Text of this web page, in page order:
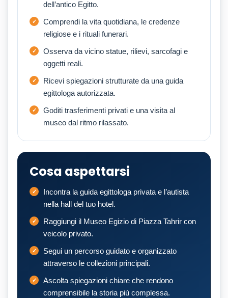
dell’antico Egitto.
Comprendi la vita quotidiana, le credenze
religiose e i rituali funerari.
Osserva da vicino statue, rilievi, sarcofagi e
oggetti reali.
Ricevi spiegazioni strutturate da una guida
egittologa autorizzata.
Goditi trasferimenti privati e una visita al
museo dal ritmo rilassato.
Cosa aspettarsi
Incontra la guida egittologa privata e l’autista
nella hall del tuo hotel.
Raggiungi il Museo Egizio di Piazza Tahrir con
veicolo privato.
Segui un percorso guidato e organizzato
attraverso le collezioni principali.
Ascolta spiegazioni chiare che rendono
comprensibile la storia più complessa.